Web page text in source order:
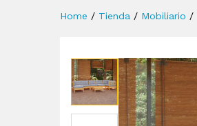
Home / Tienda / Mobiliario /